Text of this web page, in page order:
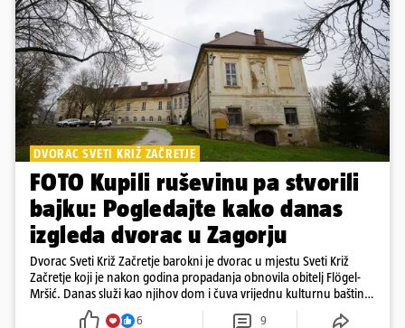
DVORAC SVETI KRIŽ ZAČRETJE
FOTO Kupili ruševinu pa stvorili
bajku: Pogledajte kako danas
izgleda dvorac u Zagorju
Dvorac Sveti Križ Začretje barokni je dvorac u mjestu Sveti Križ
Začretje koji je nakon godina propadanja obnovila obitelj Flögel-
Mršić. Danas služi kao njihov dom i čuva vrijednu kulturnu baštinu
davno zaboravljenog vremena
6 9